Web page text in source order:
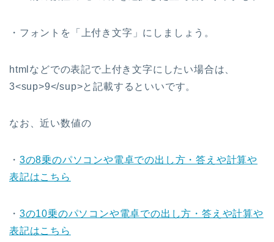
・フォントを「上付き文字」にしましょう。
htmlなどでの表記で上付き文字にしたい場合は、
3<sup>9</sup>と記載するといいです。
なお、近い数値の
・ 3の8乗のパソコンや電卓での出し方・答えや計算や
表記はこちら
・ 3の10乗のパソコンや電卓での出し方・答えや計算や
表記はこちら